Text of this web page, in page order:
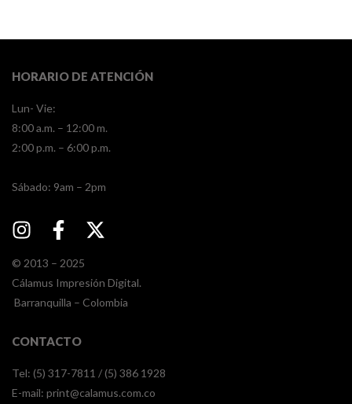
HORARIO DE ATENCIÓN
Lun- Vie:
8:00 a.m. – 12:00 m.
2:00 p.m. – 6:00 p.m.
​​Sábado: 9am – 2pm
© 2013 – 2025
Cálamus Impresión Digital.
Barranquilla – Colombia
CONTACTO
Tel: (5) 317-7811 / (5) 386 1928
E-mail: print@calamus.com.co